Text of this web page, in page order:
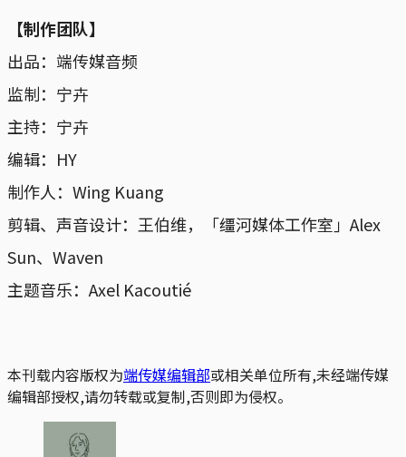
【制作团队】
出品：端传媒音频
监制：宁卉
主持：宁卉
编辑：HY
制作人：Wing Kuang
剪辑、声音设计：王伯维，「缰河媒体工作室」Alex
Sun、Waven
主题音乐：Axel Kacoutié
本刊载内容版权为端传媒编辑部或相关单位所有,未经端传媒
编辑部授权,请勿转载或复制,否则即为侵权。